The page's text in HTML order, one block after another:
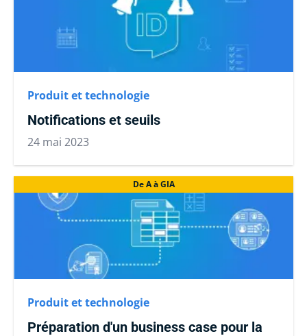
Produit et technologie
Notifications et seuils
24 mai 2023
De A à GIA
Produit et technologie
Préparation d'un business case pour la